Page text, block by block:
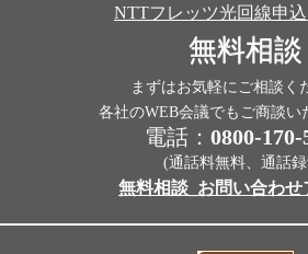
NTTフレッツ光回線申
無料相談
まずはお気軽にご相談く
各社のWEB会議でもご商談い
電話： 0800-170-
(通話料無料、通話
無料相談_お問い合わせ